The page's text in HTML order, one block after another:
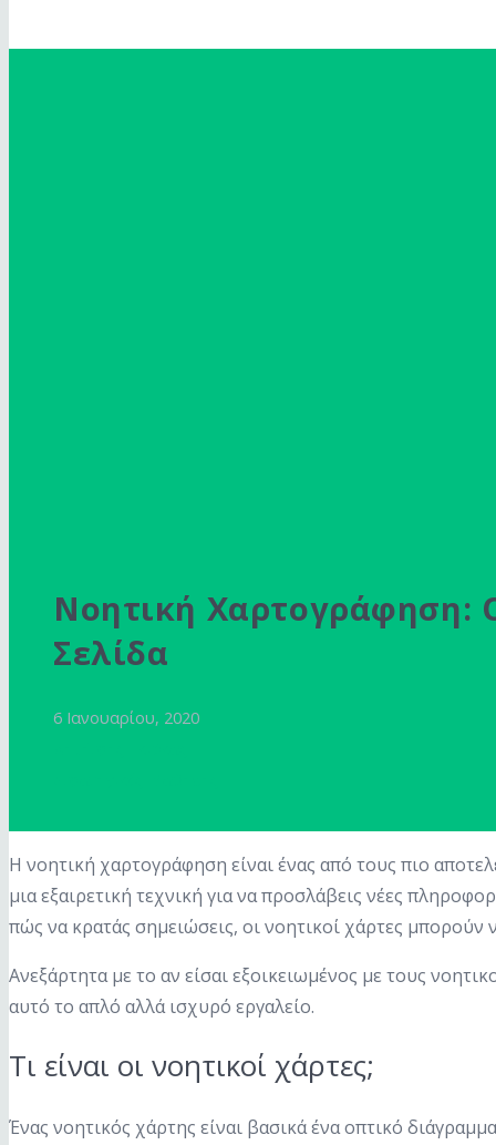
Νοητική Χαρτογράφηση:
Σελίδα
6 Ιανουαρίου, 2020
Η νοητική χαρτογράφηση είναι ένας από τους πιο
μια εξαιρετική τεχνική για να προσλάβεις νέες
πώς να κρατάς σημειώσεις, οι νοητικοί χάρτες
Ανεξάρτητα με το αν είσαι εξοικειωμένος με τους
αυτό το απλό αλλά ισχυρό εργαλείο.
Τι είναι οι νοητικοί χάρτες;
Ένας νοητικός χάρτης είναι βασικά ένα οπτικό